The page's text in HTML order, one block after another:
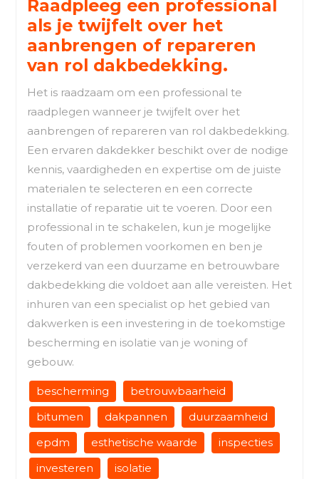
Raadpleeg een professional
als je twijfelt over het
aanbrengen of repareren
van rol dakbedekking.
Het is raadzaam om een professional te
raadplegen wanneer je twijfelt over het
aanbrengen of repareren van rol dakbedekking.
Een ervaren dakdekker beschikt over de nodige
kennis, vaardigheden en expertise om de juiste
materialen te selecteren en een correcte
installatie of reparatie uit te voeren. Door een
professional in te schakelen, kun je mogelijke
fouten of problemen voorkomen en ben je
verzekerd van een duurzame en betrouwbare
dakbedekking die voldoet aan alle vereisten. Het
inhuren van een specialist op het gebied van
dakwerken is een investering in de toekomstige
bescherming en isolatie van je woning of
gebouw.
bescherming
betrouwbaarheid
bitumen
dakpannen
duurzaamheid
epdm
esthetische waarde
inspecties
investeren
isolatie